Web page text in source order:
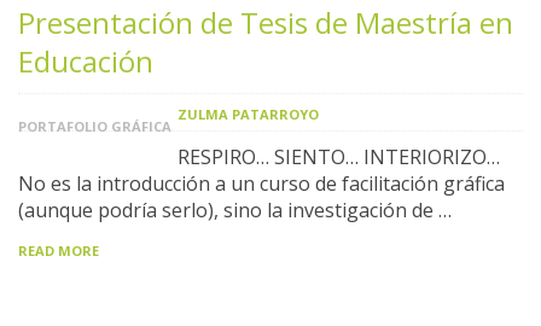
Presentación de Tesis de Maestría en
Educación
PORTAFOLIO GRÁFICA
ZULMA PATARROYO
RESPIRO… SIENTO… INTERIORIZO…
No es la introducción a un curso de facilitación gráfica
(aunque podría serlo), sino la investigación de …
READ MORE